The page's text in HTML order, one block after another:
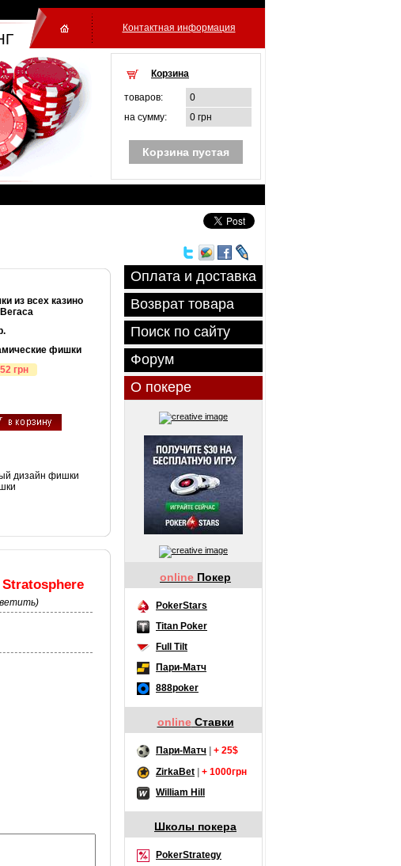
Контактная информация
Корзина
товаров:
0
на сумму:
0 грн
Корзина пустая
из всех казино
фишки
грн
дизайн фишки
Оплата и доставка
Возврат товара
Поиск по сайту
Форум
О покере
online Покер
PokerStars
Titan Poker
Full Tilt
Пари-Матч
888poker
onlineСтавки
Пари-Матч
+ 25$
ZirkaBet | + 1000грн
William Hill
Школы покера
PokerStrategy